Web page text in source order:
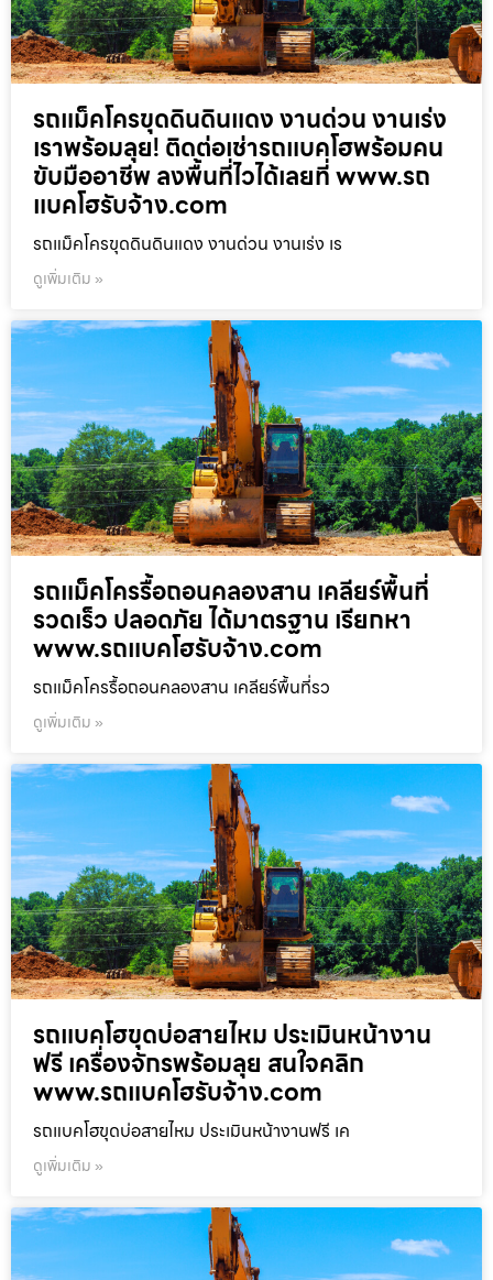
รถแม็คโครขุดดินดินแดง งานด่วน งานเร่ง
เราพร้อมลุย! ติดต่อเช่ารถแบคโฮพร้อมคน
ขับมืออาชีพ ลงพื้นที่ไวได้เลยที่ www.รถ
แบคโฮรับจ้าง.com
รถแม็คโครขุดดินดินแดง งานด่วน งานเร่ง เร
ดูเพิ่มเติม »
รถแม็คโครรื้อถอนคลองสาน เคลียร์พื้นที่
รวดเร็ว ปลอดภัย ได้มาตรฐาน เรียกหา
www.รถแบคโฮรับจ้าง.com
รถแม็คโครรื้อถอนคลองสาน เคลียร์พื้นที่รว
ดูเพิ่มเติม »
รถแบคโฮขุดบ่อสายไหม ประเมินหน้างาน
ฟรี เครื่องจักรพร้อมลุย สนใจคลิก
www.รถแบคโฮรับจ้าง.com
รถแบคโฮขุดบ่อสายไหม ประเมินหน้างานฟรี เค
ดูเพิ่มเติม »